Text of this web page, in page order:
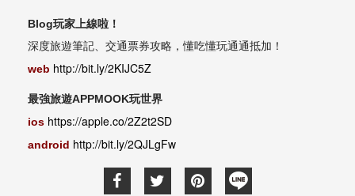
Blog玩家上線啦！
深度旅遊筆記、交通票券攻略，懂吃懂玩通通抵加！
web http://bit.ly/2KIJC5Z
最強旅遊APPMOOK玩世界
ios https://apple.co/2Z2t2SD
android http://bit.ly/2QJLgFw